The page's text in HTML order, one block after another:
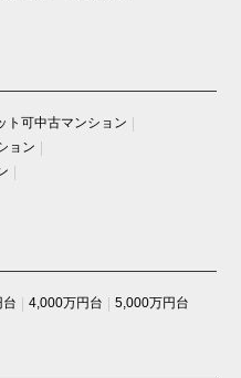
ト可中古マンション
ョン
4,000万円台 5,000万円台